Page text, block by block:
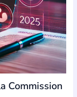
Commission